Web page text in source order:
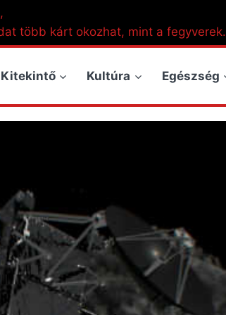
több kárt okozhat, mint a fegyverek.
Kitekintő Kultúra Egészség